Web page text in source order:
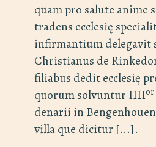
quam pro salute anime
tradens ecclesię
infirmantium delegavit
Christianus de
filiabus dedit ecclesię
quorum solvuntur IIIIor
denarii in
villa que dicitur [...].